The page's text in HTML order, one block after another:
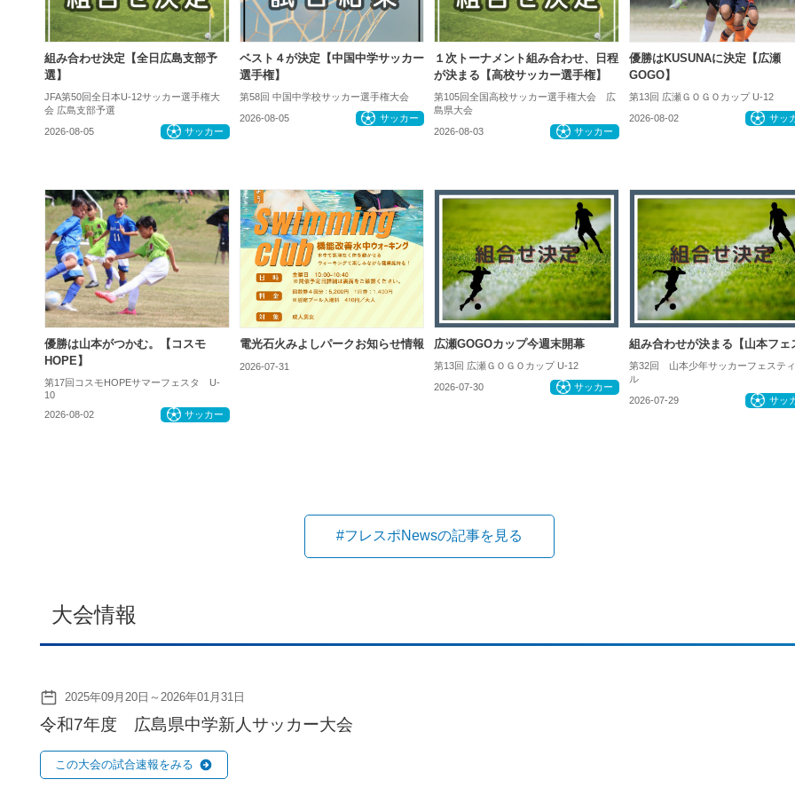
組み合わせ決定【全日広島支部予
選】
JFA第50回全日本U-12サッカー選手権大
会 広島支部予選
2026-08-05 サッカー
ベスト４が決定【中国中学サッカー
選手権】
第58回 中国中学校サッカー選手権大会
2026-08-05 サッカー
１次トーナメント組み合わせ、日程
が決まる【高校サッカー選手権】
第105回全国高校サッカー選手権大会 広
島県大会
2026-08-03 サッカー
優勝はKUSUNAに決定【広瀬
GOGO】
第13回 広瀬ＧＯＧＯカップ U-12
2026-08-02 サッ
優勝は山本がつかむ。【コスモ
HOPE】
第17回コスモHOPEサマーフェスタ U-
10
2026-08-02
サッカー
電光石火みよしパークお知らせ情報
2026-07-31
広瀬GOGOカップ今週末開幕
第13回 広瀬ＧＯＧＯカップ U-12
2026-07-30 サッカー
組み合わせが決まる【山本フェ
第32回 山本少年サッカーフェステ
ル
2026-07-29 サッ
#フレスポNewsの記事を見る
大会情報
2025年09月20日～2026年01月31日
令和7年度 広島県中学新人サッカー大会
この大会の試合速報をみる